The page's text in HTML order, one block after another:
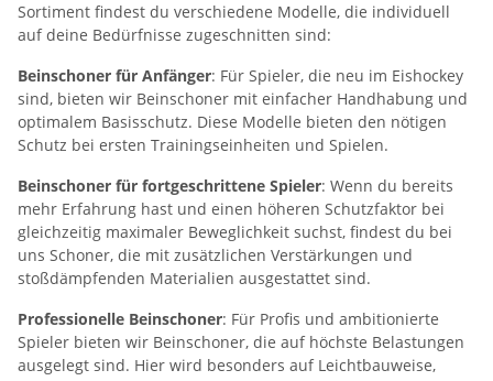
Sortiment findest du verschiedene Modelle, die individuell
auf deine Bedürfnisse zugeschnitten sind:
Beinschoner für Anfänger: Für Spieler, die neu im Eishockey
sind, bieten wir Beinschoner mit einfacher Handhabung und
optimalem Basisschutz. Diese Modelle bieten den nötigen
Schutz bei ersten Trainingseinheiten und Spielen.
Beinschoner für fortgeschrittene Spieler: Wenn du bereits
mehr Erfahrung hast und einen höheren Schutzfaktor bei
gleichzeitig maximaler Beweglichkeit suchst, findest du bei
uns Schoner, die mit zusätzlichen Verstärkungen und
stoßdämpfenden Materialien ausgestattet sind.
Professionelle Beinschoner: Für Profis und ambitionierte
Spieler bieten wir Beinschoner, die auf höchste Belastungen
ausgelegt sind. Hier wird besonders auf Leichtbauweise,